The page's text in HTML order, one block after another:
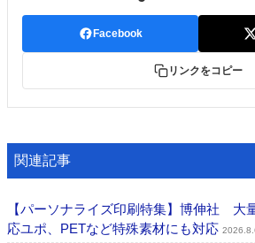
Facebook
リンクをコピー
関連記事
【パーソナライズ印刷特集】博伸社 大
応ユポ、PETなど特殊素材にも対応